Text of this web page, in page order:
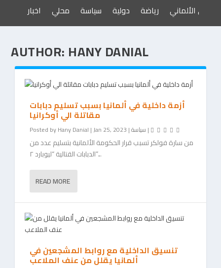
اخبار محلي سياسة دولية رياضة الدوري الألماني
AUTHOR: HANY DANIAL
أزمة داخلية في ألمانيا بسبب تسليم دبابات
مقاتلة الي أوكرانيا
Posted byHany Danial |Jan 25, 2023 |سياسة |
من سارة فولكر تسبب قرار الحكومة الألمانية بتسليم عدد من
الدبابات القتالية “ليوبارد ٢”...
READ MORE
تنسيق الداخلية مع روابط المشجعين في
ألمانيا يقلل من عنف الملاعب